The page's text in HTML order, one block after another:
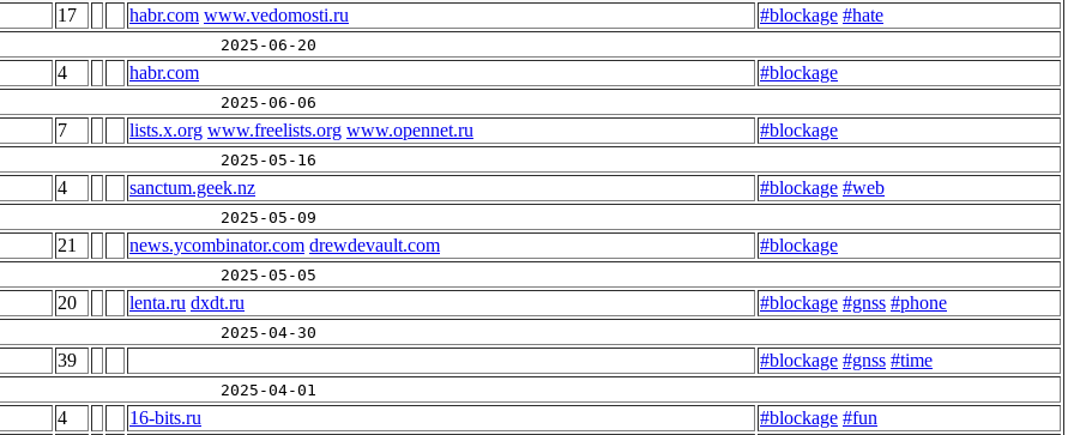
17 habr.com www.vedomosti.ru #blockage #hate
2025-06-20
4 habr.com #blockage
2025-06-06
7 lists.x.org www.freelists.org www.opennet.ru #blockage
2025-05-16
4 sanctum.geek.nz #blockage #web
2025-05-09
21 news.ycombinator.com drewdevault.com #blockage
2025-05-05
20 lenta.ru dxdt.ru #blockage #gnss #phone
2025-04-30
39 #blockage #gnss #time
2025-04-01
4 16-bits.ru #blockage #fun